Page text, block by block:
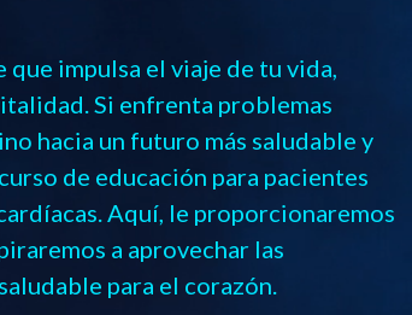
impulsa el viaje de tu vida,
Si enfrenta problemas
hacia un futuro más saludable y
de educación para pacientes
Aquí, le proporcionaremos
a aprovechar las
para el corazón.